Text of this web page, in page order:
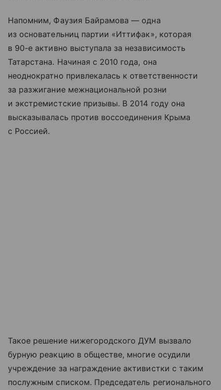
Напомним, Фаузия Байрамова — одна
из основательниц партии «Иттифак», которая
в 90-е активно выступала за независимость
Татарстана. Начиная с 2010 года, она
неоднократно привлекалась к ответственности
за разжигание межнациональной розни
и экстремистские призывы. В 2014 году она
высказывалась против воссоединения Крыма
с Россией.
Такое решение нижегородского ДУМ вызвало
бурную реакцию в обществе, многие осудили
учреждение за награждение активистки с таким
послужным списком. Председатель регионального